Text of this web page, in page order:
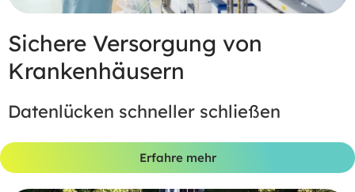
Sichere Versorgung von
Krankenhäusern
Datenlücken schneller schließen
Erfahre mehr